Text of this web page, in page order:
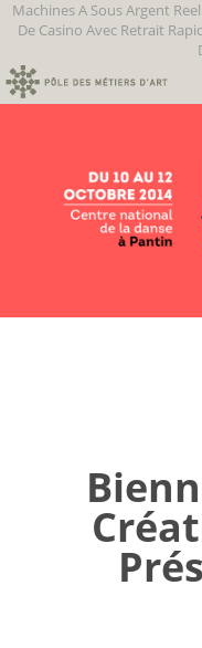
Machines A Sous Argent Reel
De Casino Avec Retrait